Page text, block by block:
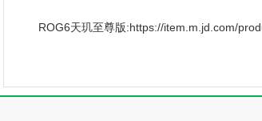
ROG6天玑至尊版:https://item.m.jd.com/